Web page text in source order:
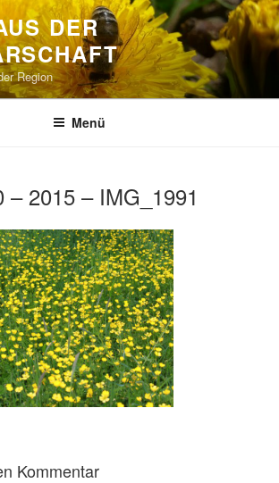
DER
Region
Menü
– 2015 – IMG_1991
Kommentar